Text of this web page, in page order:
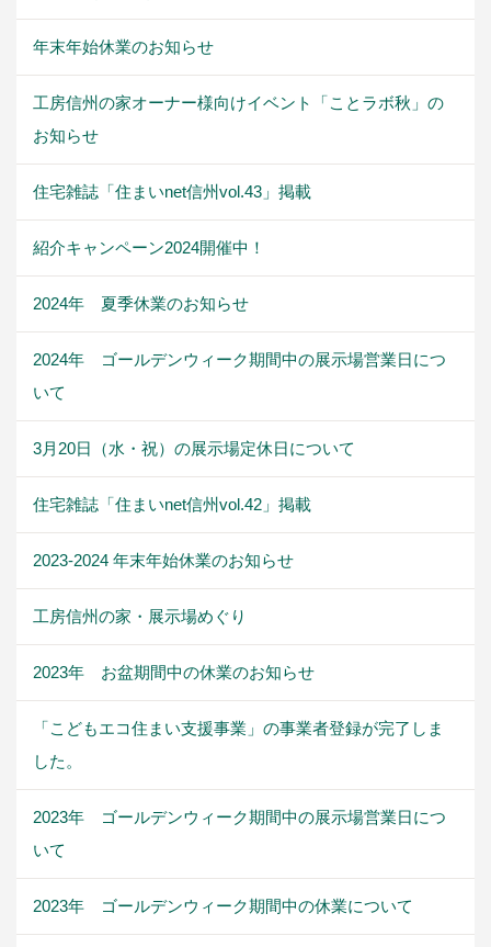
年末年始休業のお知らせ
工房信州の家オーナー様向けイベント「ことラボ秋」の
お知らせ
住宅雑誌「住まいnet信州vol.43」掲載
紹介キャンペーン2024開催中！
2024年 夏季休業のお知らせ
2024年 ゴールデンウィーク期間中の展示場営業日につ
いて
3月20日（水・祝）の展示場定休日について
住宅雑誌「住まいnet信州vol.42」掲載
2023-2024 年末年始休業のお知らせ
工房信州の家・展示場めぐり
2023年 お盆期間中の休業のお知らせ
「こどもエコ住まい支援事業」の事業者登録が完了しま
した。
2023年 ゴールデンウィーク期間中の展示場営業日につ
いて
2023年 ゴールデンウィーク期間中の休業について